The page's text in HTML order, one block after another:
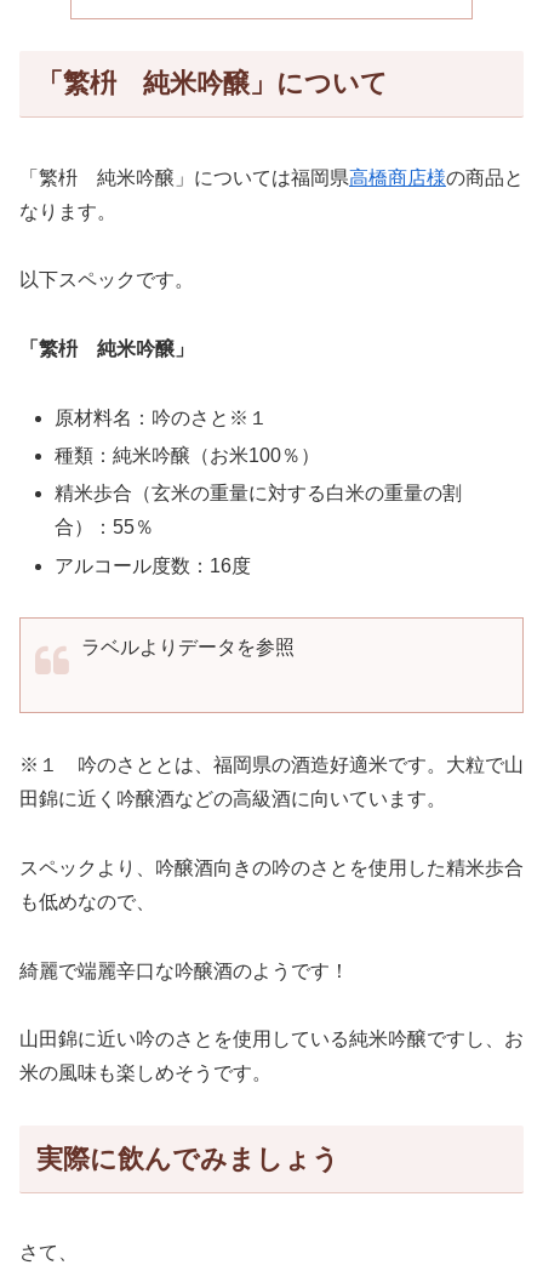
「繁枡 純米吟醸」について
「繁枡 純米吟醸」については福岡県高橋商店様の商品と
なります。
以下スペックです。
「繁枡 純米吟醸」
原材料名：吟のさと※１
種類：純米吟醸（お米100％）
精米歩合（玄米の重量に対する白米の重量の割
合）：55％
アルコール度数：16度
ラベルよりデータを参照
※１ 吟のさととは、福岡県の酒造好適米です。大粒で山
田錦に近く吟醸酒などの高級酒に向いています。
スペックより、吟醸酒向きの吟のさとを使用した精米歩合
も低めなので、
綺麗で端麗辛口な吟醸酒のようです！
山田錦に近い吟のさとを使用している純米吟醸ですし、お
米の風味も楽しめそうです。
実際に飲んでみましょう
さて、